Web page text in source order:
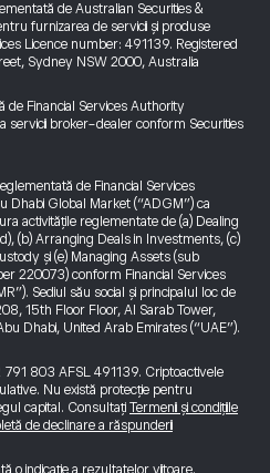
de Australian Securities &
furnizarea de servicii și produse
Licence number: 491139. Registered
Sydney NSW 2000, Australia
de Financial Services Authority
servicii broker-dealer conform Securities
de Financial Services
Dhabi Global Market (“ADGM”) ca
activitățile reglementate de (a) Dealing
(b) Arranging Deals in Investments, (c)
și (e) Managing Assets (sub
220073) conform Financial Services
Sediul său social și principalul loc de
15th Floor Floor, Al Sarab Tower,
Dhabi, United Arab Emirates (“UAE”).
791 803 AFSL 491139. Criptoactivele
Nu există protecție pentru
capital. Consultați Termenii și condițiile
de declinare a răspunderii
o indicație a rezultatelor viitoare.